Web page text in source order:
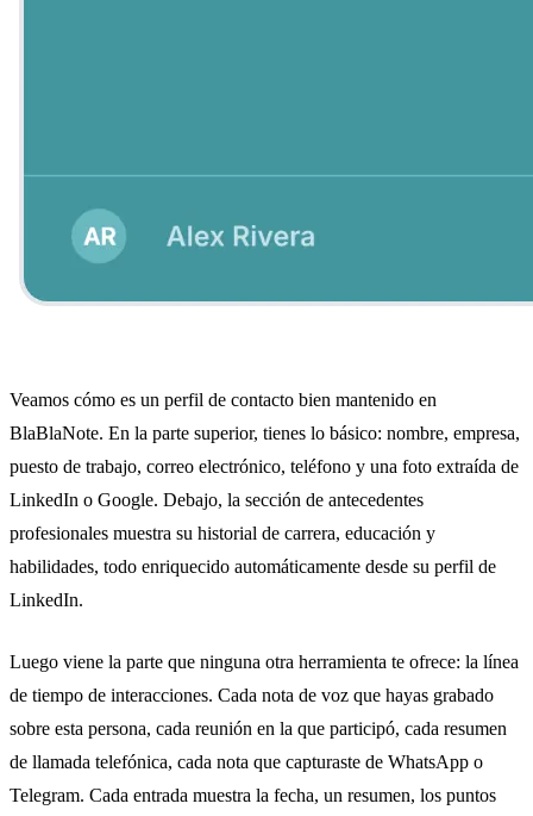
Veamos cómo es un perfil de contacto bien mantenido en
BlaBlaNote. En la parte superior, tienes lo básico: nombre, empresa,
puesto de trabajo, correo electrónico, teléfono y una foto extraída de
LinkedIn o Google. Debajo, la sección de antecedentes
profesionales muestra su historial de carrera, educación y
habilidades, todo enriquecido automáticamente desde su perfil de
LinkedIn.
Luego viene la parte que ninguna otra herramienta te ofrece: la línea
de tiempo de interacciones. Cada nota de voz que hayas grabado
sobre esta persona, cada reunión en la que participó, cada resumen
de llamada telefónica, cada nota que capturaste de WhatsApp o
Telegram. Cada entrada muestra la fecha, un resumen, los puntos